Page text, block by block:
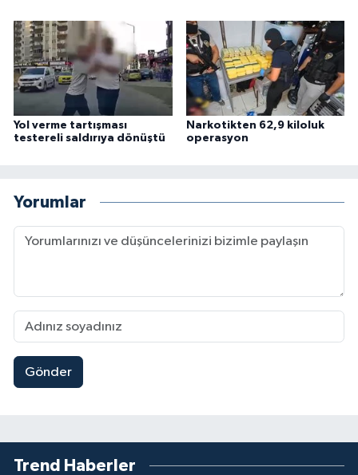
Yol verme tartışması
testereli saldırıya dönüştü
Narkotikten 62,9 kiloluk
operasyon
Yorumlar
Gönder
Trend Haberler